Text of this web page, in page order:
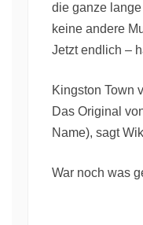
die ganze
keine andere
Jetzt endlich –
Kingston Town
Das Original
Name), sagt
War noch was